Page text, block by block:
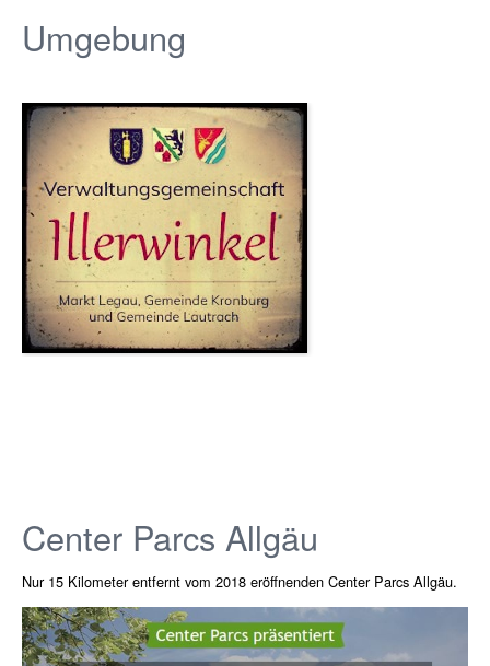
Umgebung
Center Parcs Allgäu
Nur 15 Kilometer entfernt vom 2018 eröffnenden Center Parcs Allgäu.